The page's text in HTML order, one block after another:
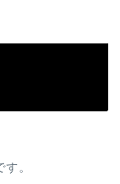
。